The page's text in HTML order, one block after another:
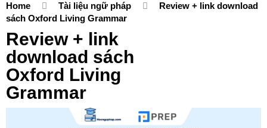
Home Tài liệu ngữ pháp
Review + link download
sách Oxford Living Grammar
Review + link
download sách
Oxford Living
Grammar